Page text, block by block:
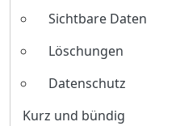
Sichtbare Daten
Löschungen
Datenschutz
Kurz und bündig